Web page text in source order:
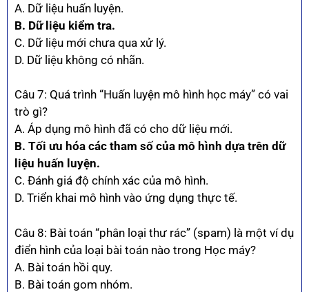
A. Dữ liệu huấn luyện.
B. Dữ liệu kiểm tra.
C. Dữ liệu mới chưa qua xử lý.
D. Dữ liệu không có nhãn.
Câu 7: Quá trình “Huấn luyện mô hình học máy” có vai
trò gì?
A. Áp dụng mô hình đã có cho dữ liệu mới.
B. Tối ưu hóa các tham số của mô hình dựa trên dữ
liệu huấn luyện.
C. Đánh giá độ chính xác của mô hình.
D. Triển khai mô hình vào ứng dụng thực tế.
Câu 8: Bài toán “phân loại thư rác” (spam) là một ví dụ
điển hình của loại bài toán nào trong Học máy?
A. Bài toán hồi quy.
B. Bài toán gom nhóm.